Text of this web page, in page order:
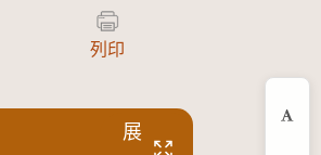
列印
展